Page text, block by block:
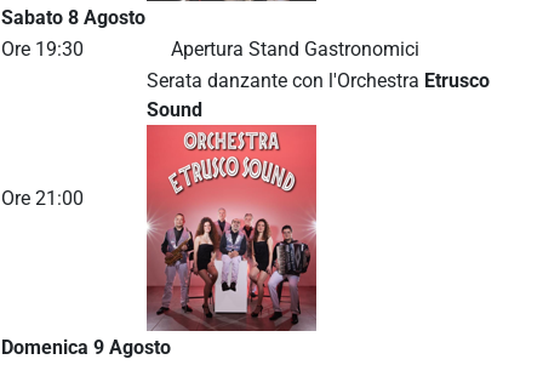
Sabato 8 Agosto
Ore 19:30
Apertura Stand Gastronomici
Ore 21:00
Serata danzante con l'Orchestra Etrusco
Sound
Domenica 9 Agosto